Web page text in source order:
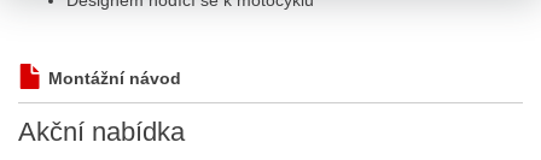
Montážní návod
Akční nabídka